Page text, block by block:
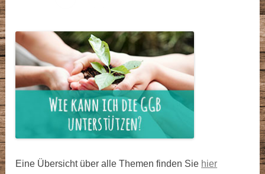
Eine Übersicht über alle Themen finden Sie hier